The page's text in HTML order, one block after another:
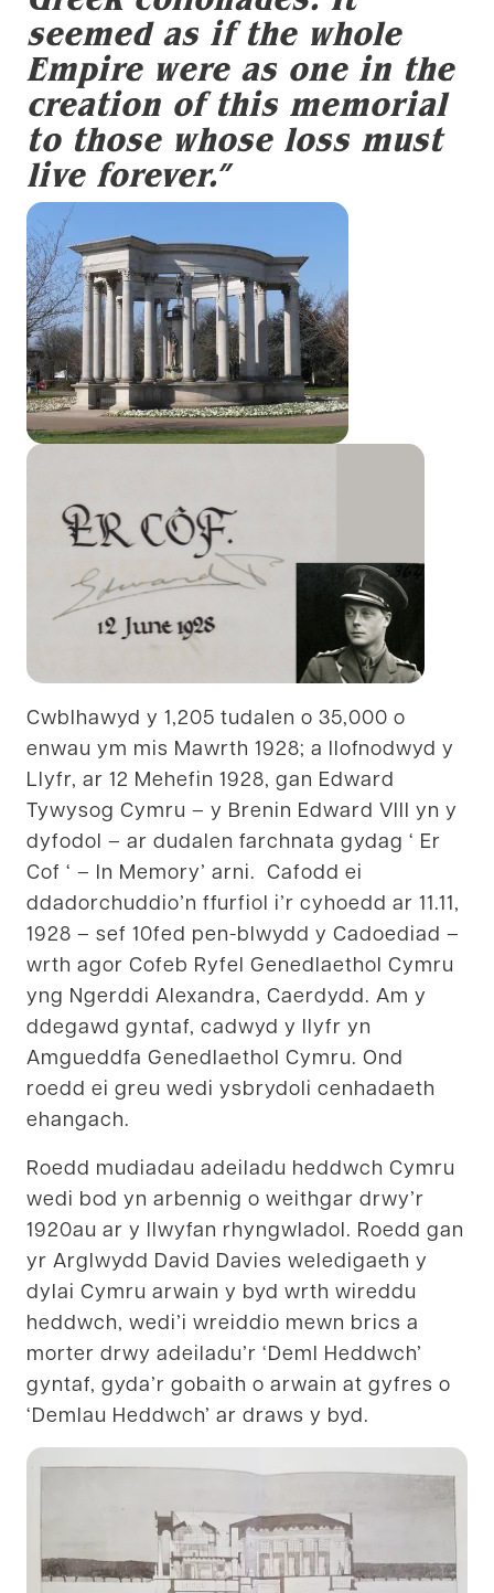
seemed as if the whole
Empire were as one in the
creation of this memorial
to those whose loss must
live forever.”
Cwblhawyd y 1,205 tudalen o 35,000 o
enwau ym mis Mawrth 1928; a llofnodwyd y
Llyfr, ar 12 Mehefin 1928, gan Edward
Tywysog Cymru – y Brenin Edward VIII yn y
dyfodol – ar dudalen farchnata gydag ‘ Er
Cof ‘ – In Memory’ arni. Cafodd ei
ddadorchuddio’n ffurfiol i’r cyhoedd ar 11.11,
1928 – sef 10fed pen-blwydd y Cadoediad –
wrth agor Cofeb Ryfel Genedlaethol Cymru
yng Ngerddi Alexandra, Caerdydd. Am y
ddegawd gyntaf, cadwyd y llyfr yn
Amgueddfa Genedlaethol Cymru. Ond
roedd ei greu wedi ysbrydoli cenhadaeth
ehangach.
Roedd mudiadau adeiladu heddwch Cymru
wedi bod yn arbennig o weithgar drwy’r
1920au ar y llwyfan rhyngwladol. Roedd gan
yr Arglwydd David Davies weledigaeth y
dylai Cymru arwain y byd wrth wireddu
heddwch, wedi’i wreiddio mewn brics a
morter drwy adeiladu’r ‘Deml Heddwch’
gyntaf, gyda’r gobaith o arwain at gyfres o
‘Demlau Heddwch’ ar draws y byd.